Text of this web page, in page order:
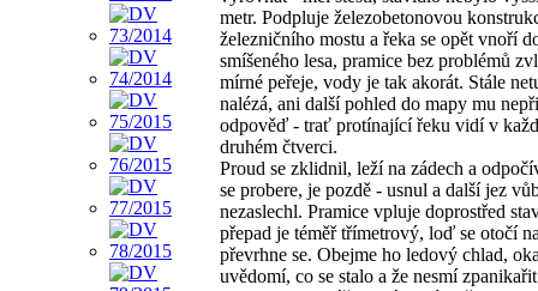
metr. Podpluje železobetonovou
železničního mostu a řeka se opět vnoří
smíšeného lesa, pramice bez problémů
mírné peřeje, vody je tak akorát. Stále
nalézá, ani další pohled do mapy mu
odpověď - trať protínající řeku vidí v
druhém čtverci.
Proud se zklidnil, leží na zádech a
se probere, je pozdě - usnul a další jez
nezaslechl. Pramice vpluje doprostřed
přepad je téměř třímetrový, loď se otočí
převrhne se. Obejme ho ledový chlad,
uvědomí, co se stalo a že nesmí